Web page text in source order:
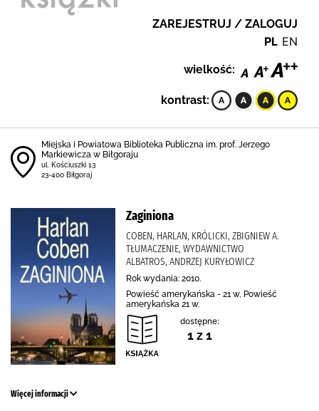
ZAREJESTRUJ / ZALOGUJ
PL EN
wielkość:
kontrast:
Miejska i Powiatowa Biblioteka Publiczna im. prof. Jerzego
Markiewicza w Biłgoraju
ul. Kościuszki 13
23-400 Biłgoraj
Zaginiona
COBEN, HARLAN, KRÓLICKI, ZBIGNIEW A.
TŁUMACZENIE, WYDAWNICTWO
ALBATROS, ANDRZEJ KURYŁOWICZ
Rok wydania: 2010.
Powieść amerykańska - 21 w, Powieść
amerykańska 21 w.
dostępne:
1 z 1
Więcej informacji